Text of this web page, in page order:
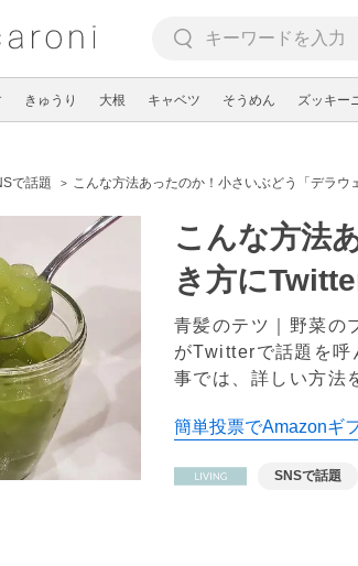
きゅうり 大根 キャベツ そうめん ズッキー
で話題 こんな方法あったのか！小さいぶどう「デラ
こんな方法
き方に
青髪のテツ｜野菜の
がTwitterで話題を
事では、詳しい方法
簡単投票でAmazonギ
SNSで話題